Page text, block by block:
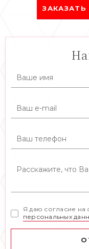
ЗАКАЗАТЬ
Я даю согласие на
персональных